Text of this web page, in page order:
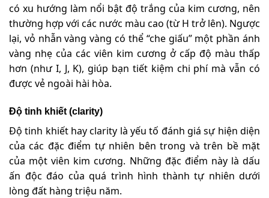
có xu hướng làm nổi bật độ trắng của kim cương, nên
thường hợp với các nước màu cao (từ H trở lên). Ngược
lại, vỏ nhẫn vàng vàng có thể “che giấu” một phần ánh
vàng nhẹ của các viên kim cương ở cấp độ màu thấp
hơn (như I, J, K), giúp bạn tiết kiệm chi phí mà vẫn có
được vẻ ngoài hài hòa.
Độ tinh khiết (clarity)
Độ tinh khiết hay clarity là yếu tố đánh giá sự hiện diện
của các đặc điểm tự nhiên bên trong và trên bề mặt
của một viên kim cương. Những đặc điểm này là dấu
ấn độc đáo của quá trình hình thành tự nhiên dưới
lòng đất hàng triệu năm.